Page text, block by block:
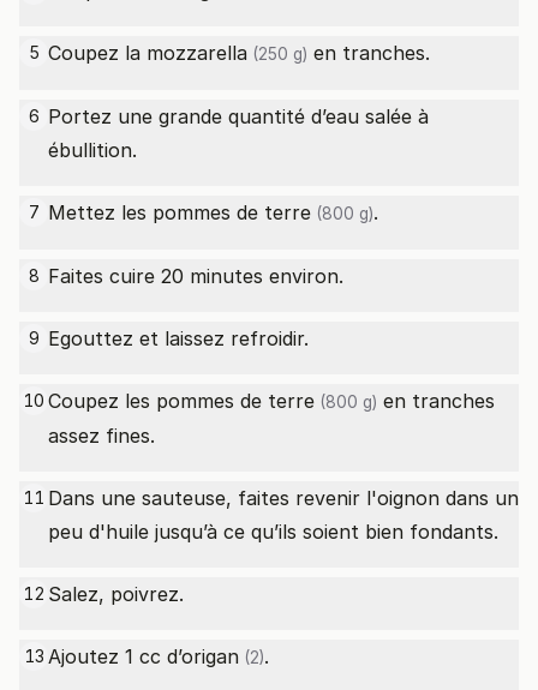
5 Coupez la mozzarella (250 g) en tranches.
6 Portez une grande quantité d’eau salée à
ébullition.
7 Mettez les pommes de terre (800 g).
8 Faites cuire 20 minutes environ.
9 Egouttez et laissez refroidir.
10 Coupez les pommes de terre (800 g) en tranches
assez fines.
11 Dans une sauteuse, faites revenir l'oignon dans un
peu d'huile jusqu’à ce qu’ils soient bien fondants.
12 Salez, poivrez.
13 Ajoutez 1 cc d’origan (2).